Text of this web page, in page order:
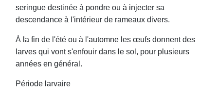
seringue destinée à pondre ou à injecter sa
descendance à l'intérieur de rameaux divers.
À la fin de l'été ou à l'automne les œufs donnent des
larves qui vont s'enfouir dans le sol, pour plusieurs
années en général.
Période larvaire